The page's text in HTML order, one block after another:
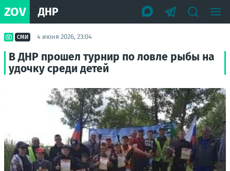
ZOV ДНР
СМИ 4 июня 2026, 23:04
В ДНР прошел турнир по ловле рыбы на
удочку среди детей